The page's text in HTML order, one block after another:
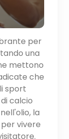
per
una
mettono
che
sport
calcio
la
vivere